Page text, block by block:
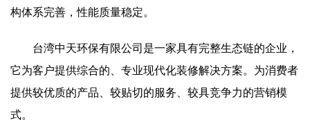
构体系完善，性能质量稳定。
台湾中天环保有限公司是一家具有完整生态链的企业，
它为客户提供综合的、专业现代化装修解决方案。为消费者
提供较优质的产品、较贴切的服务、较具竞争力的营销模
式。